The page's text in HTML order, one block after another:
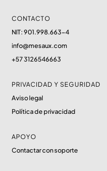
CONTACTO
NIT: 901.998.663-4
info@mesaux.com
+57 3126546663
PRIVACIDAD Y SEGURIDAD
Aviso legal
Política de privacidad
APOYO
Contactar con soporte